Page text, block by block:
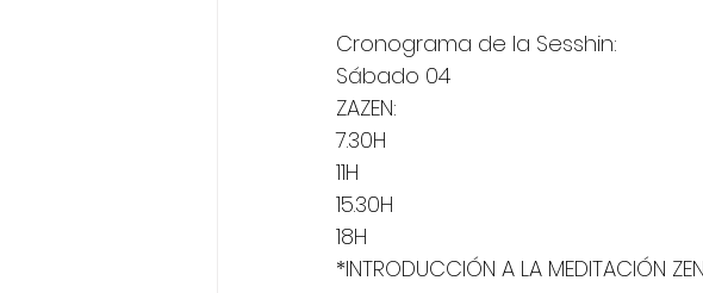
Cronograma de la Sesshin:
Sábado 04
ZAZEN:
7.30H
11H
15.30H
18H
*INTRODUCCIÓN A LA MEDITACIÓN